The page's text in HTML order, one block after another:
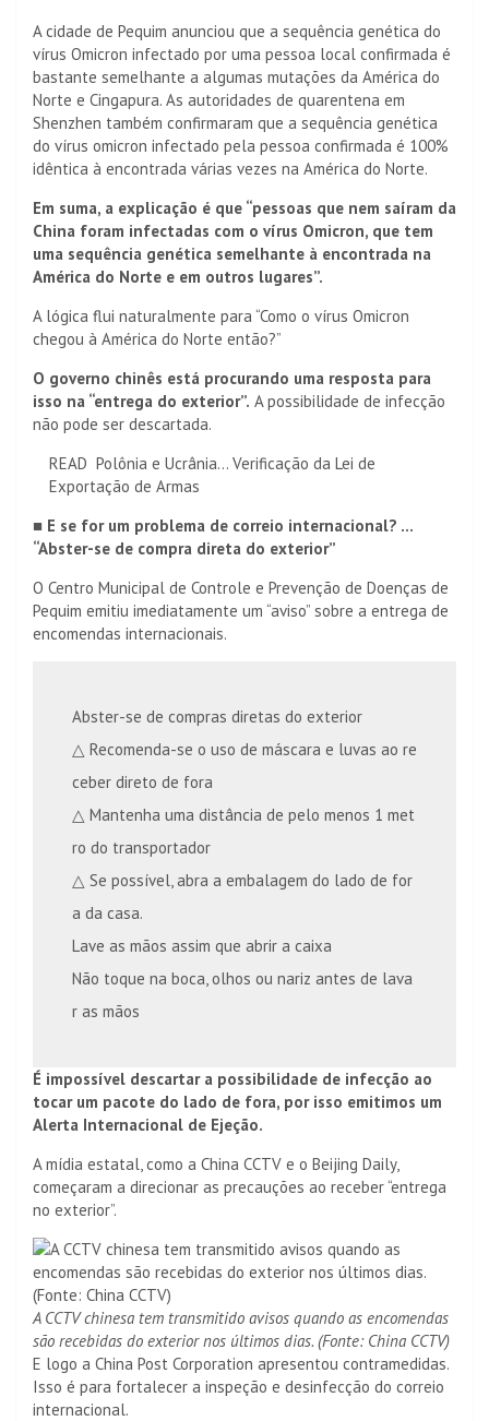
A cidade de Pequim anunciou que a sequência genética do
vírus Omicron infectado por uma pessoa local confirmada é
bastante semelhante a algumas mutações da América do
Norte e Cingapura. As autoridades de quarentena em
Shenzhen também confirmaram que a sequência genética
do vírus omicron infectado pela pessoa confirmada é 100%
idêntica à encontrada várias vezes na América do Norte.
Em suma, a explicação é que “pessoas que nem saíram da
China foram infectadas com o vírus Omicron, que tem
uma sequência genética semelhante à encontrada na
América do Norte e em outros lugares”.
A lógica flui naturalmente para “Como o vírus Omicron
chegou à América do Norte então?”
O governo chinês está procurando uma resposta para
isso na “entrega do exterior”. A possibilidade de infecção
não pode ser descartada.
READ Polônia e Ucrânia... Verificação da Lei de
Exportação de Armas
■ E se for um problema de correio internacional? …
“Abster-se de compra direta do exterior”
O Centro Municipal de Controle e Prevenção de Doenças de
Pequim emitiu imediatamente um “aviso” sobre a entrega de
encomendas internacionais.
Abster-se de compras diretas do exterior
△ Recomenda-se o uso de máscara e luvas ao re
ceber direto de fora
△ Mantenha uma distância de pelo menos 1 met
ro do transportador
△ Se possível, abra a embalagem do lado de for
a da casa.
Lave as mãos assim que abrir a caixa
Não toque na boca, olhos ou nariz antes de lava
r as mãos
É impossível descartar a possibilidade de infecção ao
tocar um pacote do lado de fora, por isso emitimos um
Alerta Internacional de Ejeção.
A mídia estatal, como a China CCTV e o Beijing Daily,
começaram a direcionar as precauções ao receber “entrega
no exterior”.
A CCTV chinesa tem transmitido avisos quando as encomendas
são recebidas do exterior nos últimos dias. (Fonte: China CCTV)
E logo a China Post Corporation apresentou contramedidas.
Isso é para fortalecer a inspeção e desinfecção do correio
internacional.